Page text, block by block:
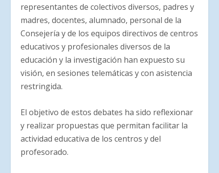
representantes de colectivos diversos, padres y
madres, docentes, alumnado, personal de la
Consejería y de los equipos directivos de centros
educativos y profesionales diversos de la
educación y la investigación han expuesto su
visión, en sesiones telemáticas y con asistencia
restringida.
El objetivo de estos debates ha sido reflexionar
y realizar propuestas que permitan facilitar la
actividad educativa de los centros y del
profesorado.